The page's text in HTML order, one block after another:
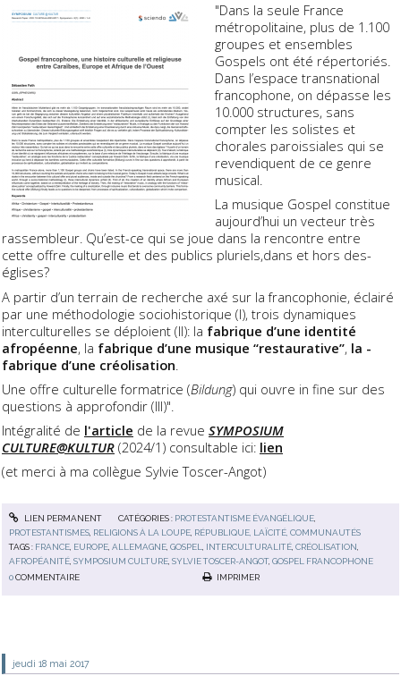
"Dans la seule France
métropolitaine, plus de 1.100
groupes et ensembles
Gospels ont été répertoriés.
Dans l’espace transnational
francophone, on dépasse les
10.000 structures, sans
compter les solistes et
chorales paroissiales qui se
revendiquent de ce genre
musical.
La musique Gospel constitue
aujourd’hui un vecteur très
rassembleur. Qu’est-ce qui se joue dans la rencontre entre
cette ­offre ­culturelle ­et ­des ­publics pluriels,­dans ­et ­hors ­des­
églises?
A partir d’un terrain de recherche axé sur la francophonie, éclairé
par une méthodologie sociohistorique (I), trois dynamiques
interculturelles se déploient (II): la fabrique d’une identité
afropéenne, ­la ­ fabrique­ d’une ­musique ­“restaurative”,­ la ­­
fabrique ­d’une ­créolisation
Une ­offre ­culturelle­ formatrice (Bildung) qui ouvre in fine sur des
questions à approfondir (III)".
Intégralité de l'article de la revue SYMPOSIUM
CULTURE@KULTUR (2024/1) consultable ici: lien
(et merci à ma collègue Sylvie Toscer-Angot)
LIEN PERMANENT CATÉGORIES : PROTESTANTISME ÉVANGÉLIQUE,
PROTESTANTISMES RELIGIONS À LA LOUPE RÉPUBLIQUE, LAÏCITÉ, COMMUNAUTÉS
TAGS : FRANCE EUROPE ,ALLEMAGNE ,GOSPEL INTERCULTURALITÉ ,CRÉOLISATION
AFROPÉANITÉ ,SYMPOSIUM CULTURE ,SYLVIE TOSCER-ANGOT,GOSPEL FRANCOPHONE
0COMMENTAIRE IMPRIMER
jeudi 18 mai 2017